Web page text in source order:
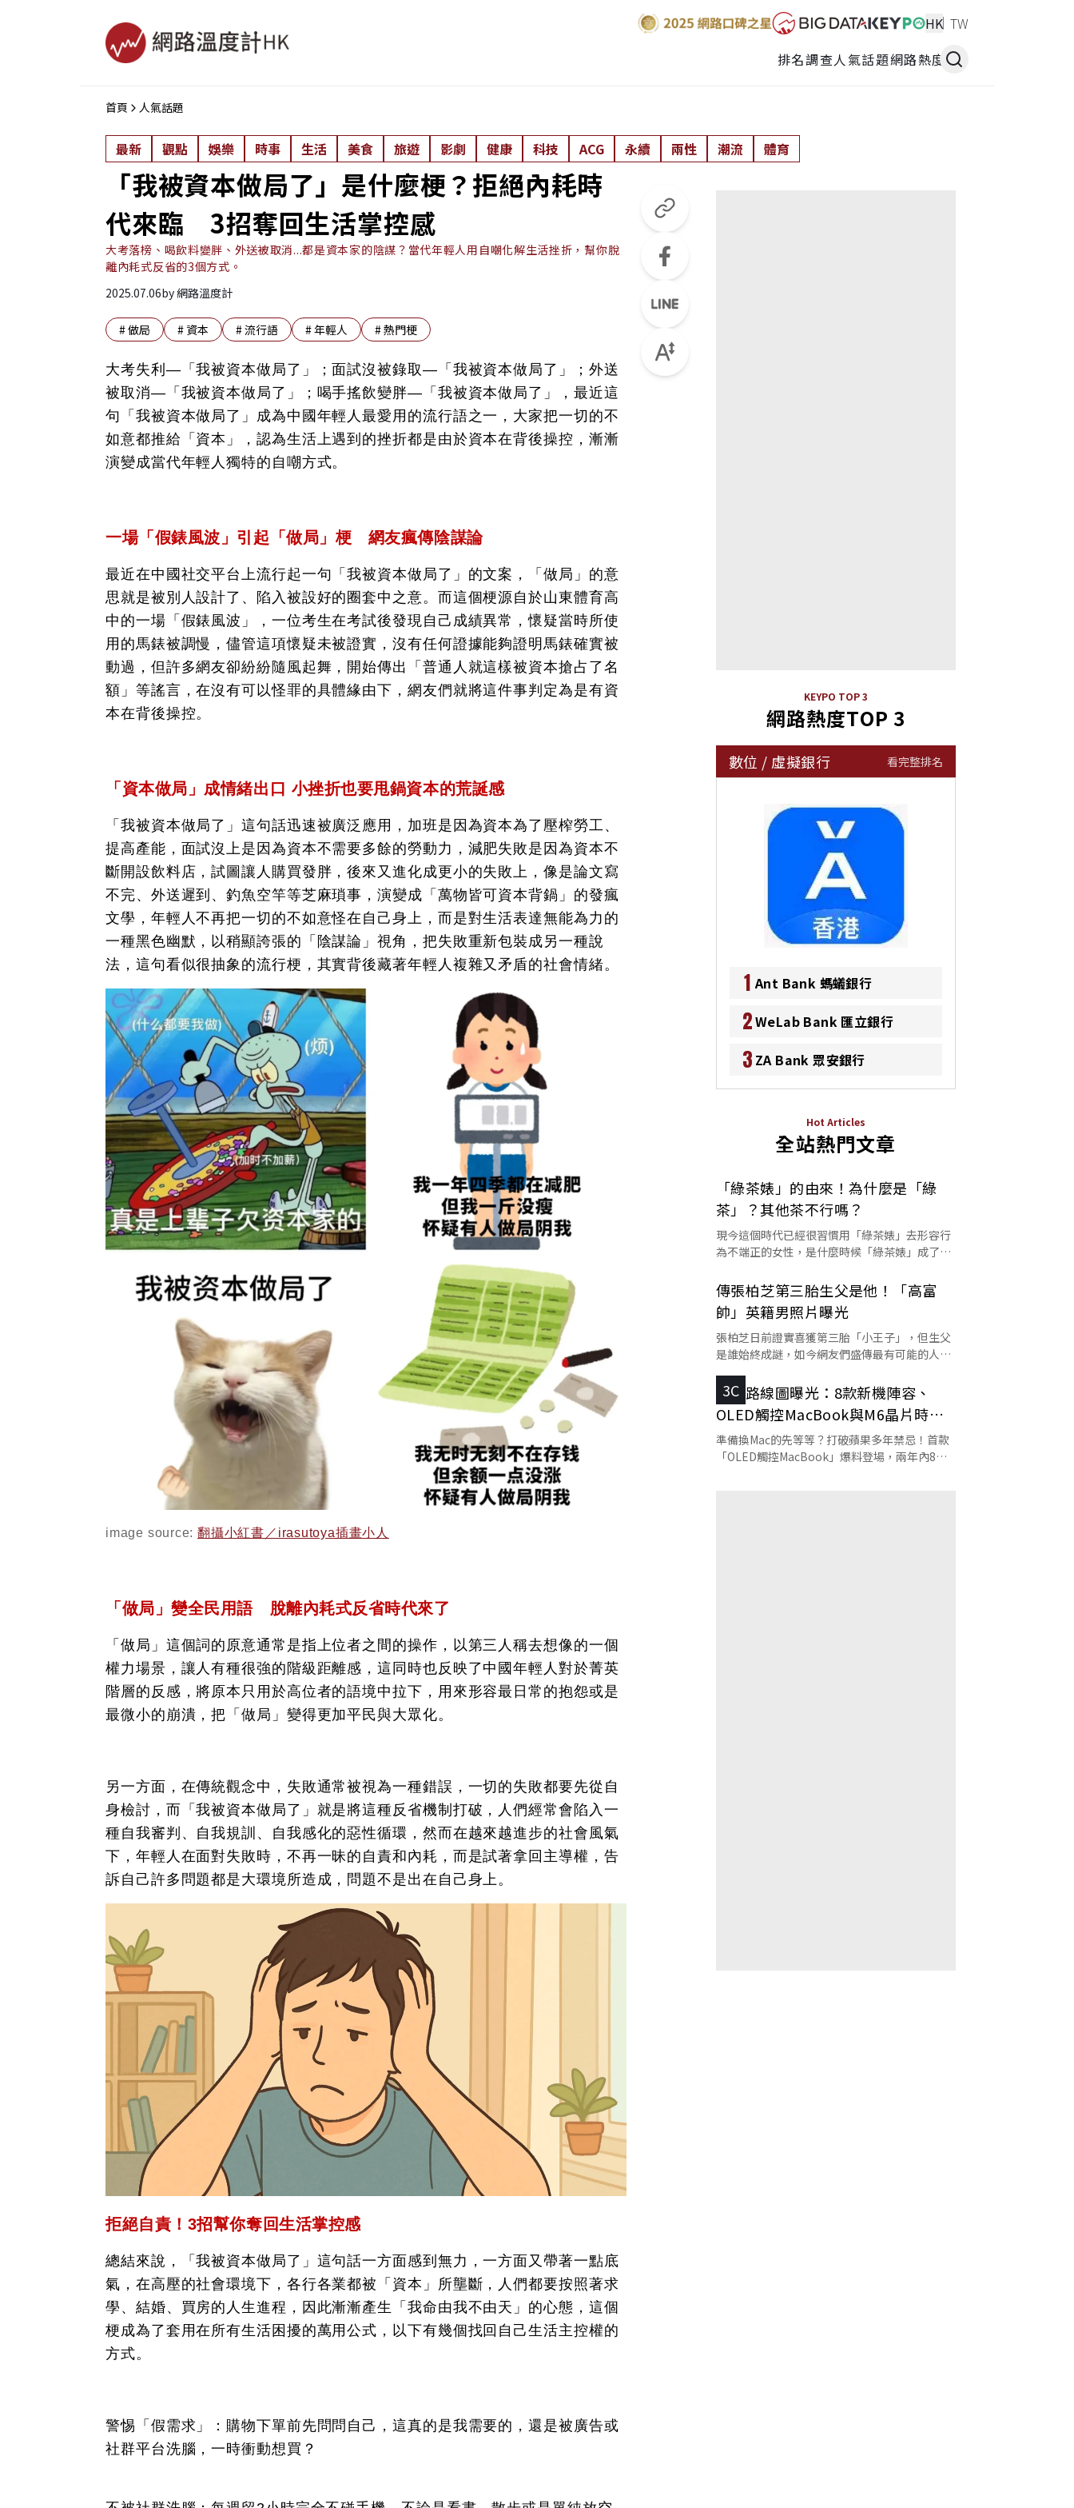
HK TW
排名調查人氣話題網路熱度
首頁 人氣話題
最新 觀點 娛樂 時事 生活 美食 旅遊 影劇 健康 科技 ACG 永續 兩性 潮流 體育
「我被資本做局了」是什麼梗？拒絕內耗時
代來臨 3招奪回生活掌控感
大考落榜、喝飲料變胖、外送被取消...都是資本家的陰謀？當代年輕人用自嘲化解生活挫折，幫你脫
離內耗式反省的3個方式。
2025.07.06by網路溫度計
#做局 # 資本 #流行語 #年輕人 #熱門梗
大考失利—「我被資本做局了」；面試沒被錄取—「我被資本做局了」；外送
被取消—「我被資本做局了」；喝手搖飲變胖—「我被資本做局了」，最近這
句「我被資本做局了」成為中國年輕人最愛用的流行語之一，大家把一切的不
如意都推給「資本」，認為生活上遇到的挫折都是由於資本在背後操控，漸漸
演變成當代年輕人獨特的自嘲方式。
一場「假錶風波」引起「做局」梗 網友瘋傳陰謀論
最近在中國社交平台上流行起一句「我被資本做局了」的文案，「做局」的意
思就是被別人設計了、陷入被設好的圈套中之意。而這個梗源自於山東體育高
中的一場「假錶風波」，一位考生在考試後發現自己成績異常，懷疑當時所使
用的馬錶被調慢，儘管這項懷疑未被證實，沒有任何證據能夠證明馬錶確實被
動過，但許多網友卻紛紛隨風起舞，開始傳出「普通人就這樣被資本搶占了名
額」等謠言，在沒有可以怪罪的具體緣由下，網友們就將這件事判定為是有資
本在背後操控。
「資本做局」成情緒出口 小挫折也要甩鍋資本的荒誕感
「我被資本做局了」這句話迅速被廣泛應用，加班是因為資本為了壓榨勞工、
提高產能，面試沒上是因為資本不需要多餘的勞動力，減肥失敗是因為資本不
斷開設飲料店，試圖讓人購買發胖，後來又進化成更小的失敗上，像是論文寫
不完、外送遲到、釣魚空竿等芝麻瑣事，演變成「萬物皆可資本背鍋」的發瘋
文學，年輕人不再把一切的不如意怪在自己身上，而是對生活表達無能為力的
一種黑色幽默，以稍顯誇張的「陰謀論」視角，把失敗重新包裝成另一種說
法，這句看似很抽象的流行梗，其實背後藏著年輕人複雜又矛盾的社會情緒。
image source:翻攝小紅書／irasutoya插畫小人
「做局」變全民用語 脫離內耗式反省時代來了
「做局」這個詞的原意通常是指上位者之間的操作，以第三人稱去想像的一個
權力場景，讓人有種很強的階級距離感，這同時也反映了中國年輕人對於菁英
階層的反感，將原本只用於高位者的語境中拉下，用來形容最日常的抱怨或是
最微小的崩潰，把「做局」變得更加平民與大眾化。
另一方面，在傳統觀念中，失敗通常被視為一種錯誤，一切的失敗都要先從自
身檢討，而「我被資本做局了」就是將這種反省機制打破，人們經常會陷入一
種自我審判、自我規訓、自我感化的惡性循環，然而在越來越進步的社會風氣
下，年輕人在面對失敗時，不再一昧的自責和內耗，而是試著拿回主導權，告
訴自己許多問題都是大環境所造成，問題不是出在自己身上。
拒絕自責！3招幫你奪回生活掌控感
總結來說，「我被資本做局了」這句話一方面感到無力，一方面又帶著一點底
氣，在高壓的社會環境下，各行各業都被「資本」所壟斷，人們都要按照著求
學、結婚、買房的人生進程，因此漸漸產生「我命由我不由天」的心態，這個
梗成為了套用在所有生活困擾的萬用公式，以下有幾個找回自己生活主控權的
方式。
警惕「假需求」：購物下單前先問問自己，這真的是我需要的，還是被廣告或
社群平台洗腦，一時衝動想買？
KEYPO TOP 3
網路熱度TOP 3
數位 / 虛擬銀行 看完整排名
1 Ant Bank 螞蟻銀行
2WeLab Bank 匯立銀行
3 ZA Bank 眾安銀行
Hot Articles
全站熱門文章
「綠茶婊」的由來！為什麼是「綠
茶」？其他茶不行嗎？
現今這個時代已經很習慣用「綠茶婊」去形容行
為不端正的女性，是什麼時候「綠茶婊」成了罵
傳張柏芝第三胎生父是他！「高富
帥」英籍男照片曝光
張柏芝日前證實喜獲第三胎「小王子」，但生父
是誰始終成謎，如今網友們盛傳最有可能的人選
3C
蘋果路線圖曝光：8款新機陣容、
OLED觸控MacBook與M6晶片時程
一次看
準備換Mac的先等等？打破蘋果多年禁忌！首款
「OLED觸控MacBook」爆料登場，兩年內8款